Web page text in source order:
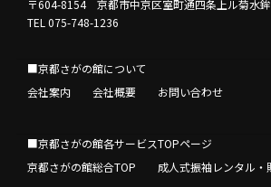
〒604-8154 京都市中京区室町通四条上ル菊水
TEL 075-748-1236
■京都さがの館について
会社案内
会社概要 お問い合わせ
■京都さがの館各サービスTOPページ
京都さがの館総合TOP
成人式振袖レンタル・